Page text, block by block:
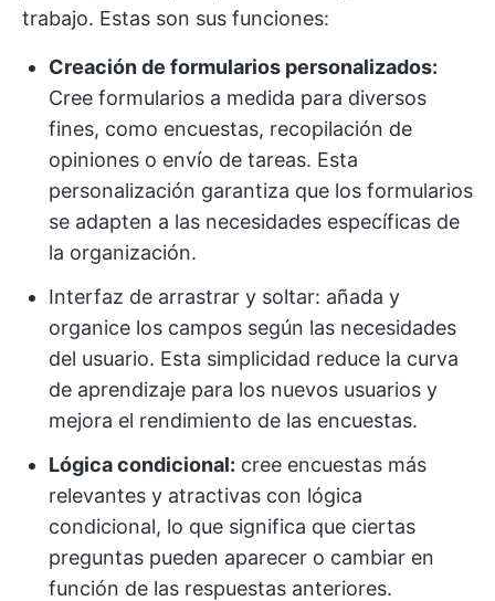
trabajo. Estas son sus funciones:
Creación de formularios personalizados:
Cree formularios a medida para diversos
fines, como encuestas, recopilación de
opiniones o envío de tareas. Esta
personalización garantiza que los formularios
se adapten a las necesidades específicas de
la organización.
Interfaz de arrastrar y soltar: añada y
organice los campos según las necesidades
del usuario. Esta simplicidad reduce la curva
de aprendizaje para los nuevos usuarios y
mejora el rendimiento de las encuestas.
Lógica condicional: cree encuestas más
relevantes y atractivas con lógica
condicional, lo que significa que ciertas
preguntas pueden aparecer o cambiar en
función de las respuestas anteriores.